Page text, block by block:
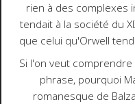
rien à des complexes
tendait à la société du
que celui qu'Orwell
Si l'on veut
phrase, pourquoi
romanesque de